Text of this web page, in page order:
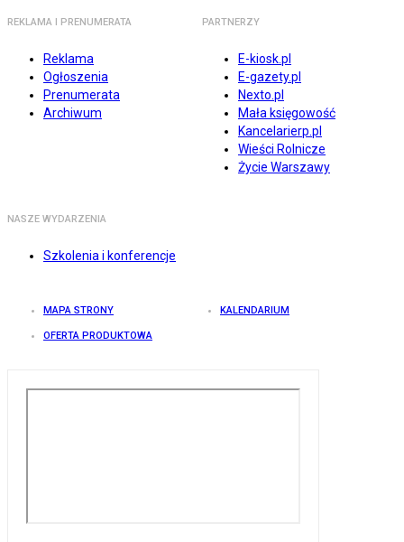
REKLAMA I PRENUMERATA
Reklama
Ogłoszenia
Prenumerata
Archiwum
PARTNERZY
E-kiosk.pl
E-gazety.pl
Nexto.pl
Mała księgowość
Kancelarierp.pl
Wieści Rolnicze
Życie Warszawy
NASZE WYDARZENIA
Szkolenia i konferencje
MAPA STRONY KALENDARIUM
OFERTA PRODUKTOWA